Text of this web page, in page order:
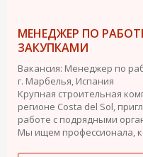
МЕНЕДЖЕР ПО
ЗАКУПКАМИ
Вакансия: Менеджер по
г. Марбелья, Испания
Крупная строительная
регионе Costa del Sol,
работе с подрядными
Мы ищем профессионала,